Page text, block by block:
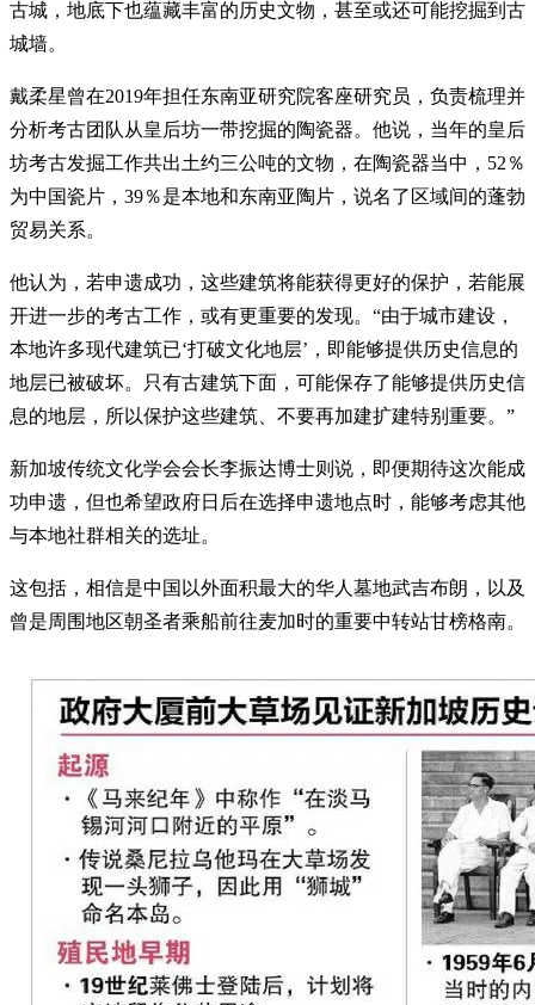
古城，地底下也蕴藏丰富的历史文物，甚至或还可能挖掘到古
城墙。
戴柔星曾在2019年担任东南亚研究院客座研究员，负责梳理并
分析考古团队从皇后坊一带挖掘的陶瓷器。他说，当年的皇后
坊考古发掘工作共出土约三公吨的文物，在陶瓷器当中，52％
为中国瓷片，39％是本地和东南亚陶片，说名了区域间的蓬勃
贸易关系。
他认为，若申遗成功，这些建筑将能获得更好的保护，若能展
开进一步的考古工作，或有更重要的发现。“由于城市建设，
本地许多现代建筑已‘打破文化地层’，即能够提供历史信息的
地层已被破坏。只有古建筑下面，可能保存了能够提供历史信
息的地层，所以保护这些建筑、不要再加建扩建特别重要。”
新加坡传统文化学会会长李振达博士则说，即便期待这次能成
功申遗，但也希望政府日后在选择申遗地点时，能够考虑其他
与本地社群相关的选址。
这包括，相信是中国以外面积最大的华人墓地武吉布朗，以及
曾是周围地区朝圣者乘船前往麦加时的重要中转站甘榜格南。